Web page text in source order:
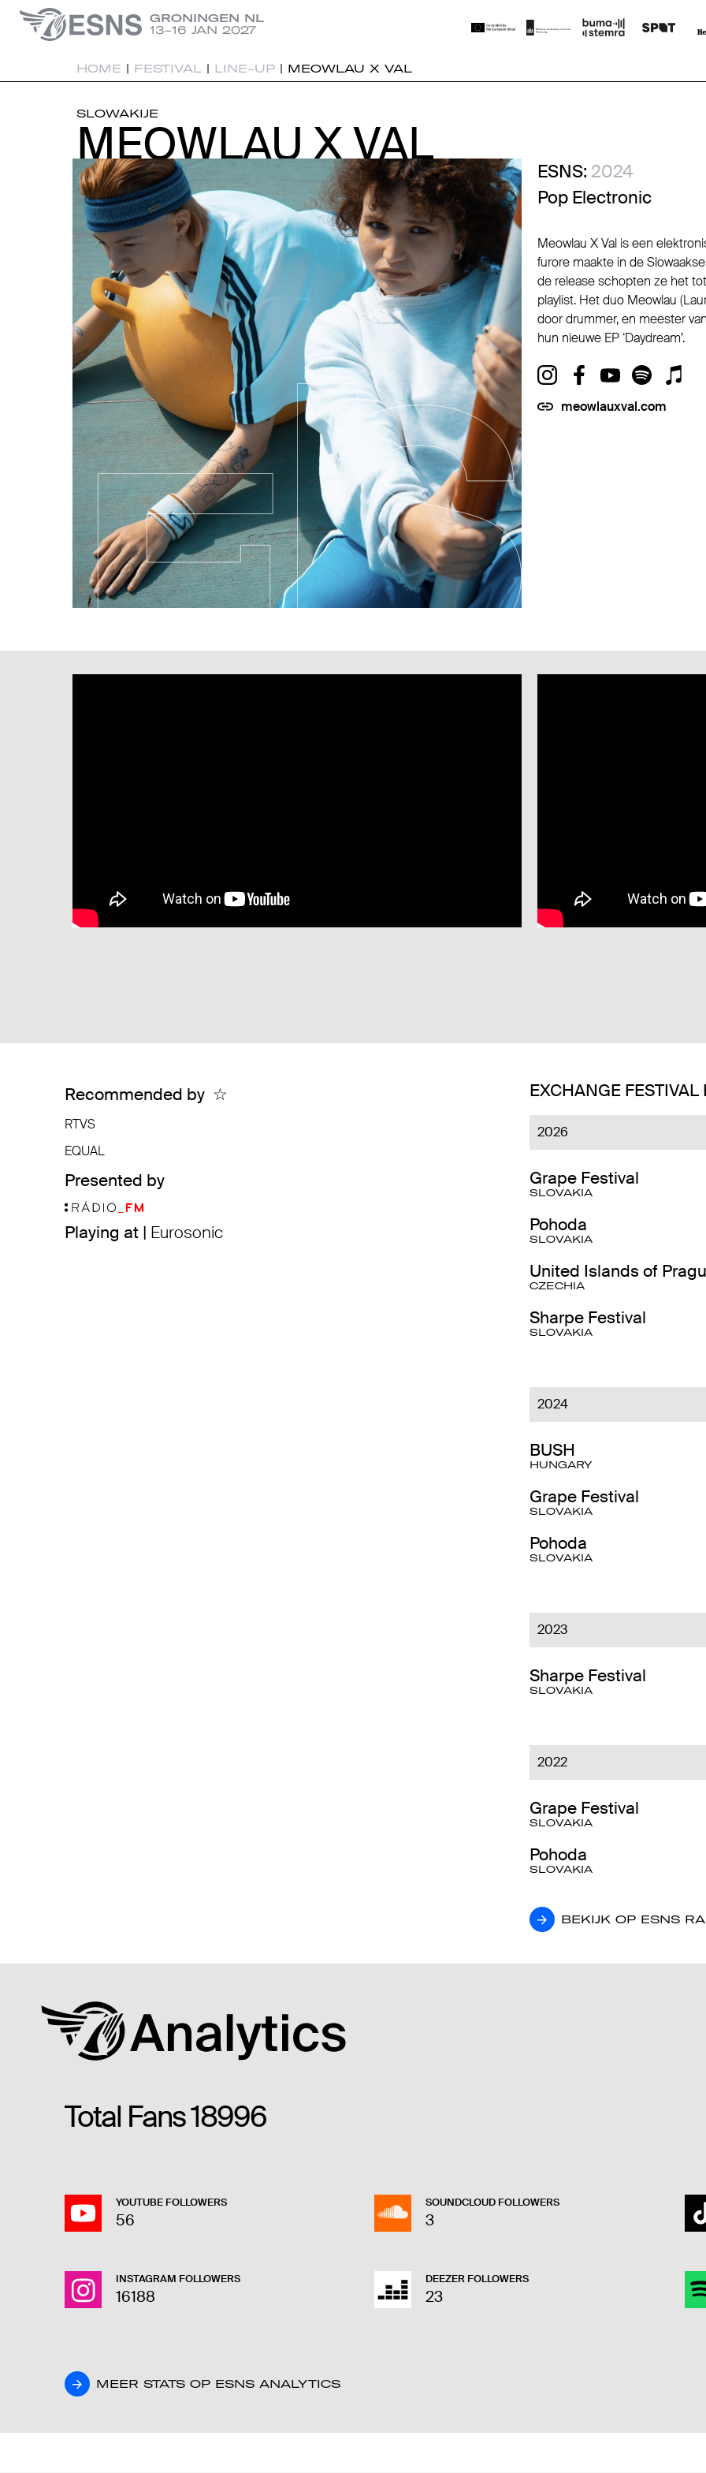
GRONINGEN NL
13-16 JAN 2027
HOME | FESTIVAL | LINE-UP | MEOWLAU X VAL
SLOWAKIJE
MEOWLAU X VAL
MEOWLAU X VAL ESNS: 2024
Pop Electronic
Meowlau X Val is een
furore maakte in de
de release schopten ze het
playlist. Het duo Meowlau
door drummer, en meester
hun nieuwe EP ‘Daydream’.
meowlauxval.com
Recommended by ☆
RTVS
EQUAL
Presented by
Playing at | Eurosonic
EXCHANGE
2026
Grape Festival
SLOVAKIA
Pohoda
SLOVAKIA
United Islands of
CZECHIA
Sharpe Festival
SLOVAKIA
2024
BUSH
HUNGARY
Grape Festival
SLOVAKIA
Pohoda
SLOVAKIA
2023
Sharpe Festival
SLOVAKIA
2022
Grape Festival
SLOVAKIA
Pohoda
SLOVAKIA
BEKIJK OP ESNS
BEKIJK OP ESNS
Total Fans18996
YOUTUBE FOLLOWERS
56
SOUNDCLOUD FOLLOWERS
3
INSTAGRAM FOLLOWERS
16188
DEEZER FOLLOWERS
23
MEER STATS OP ESNS ANALYTICS
MEER STATS OP ESNS ANALYTICS